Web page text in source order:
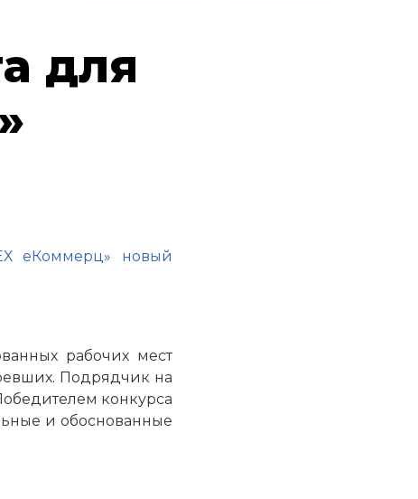
для
еКоммерц» новый
рабочих мест
Подрядчик на
конкурса
и обоснованные